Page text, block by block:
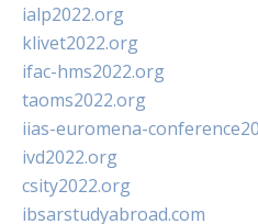
ialp2022.org
klivet2022.org
ifac-hms2022.org
taoms2022.org
iias-euromena-
ivd2022.org
csity2022.org
ibsarstudyabroad.com